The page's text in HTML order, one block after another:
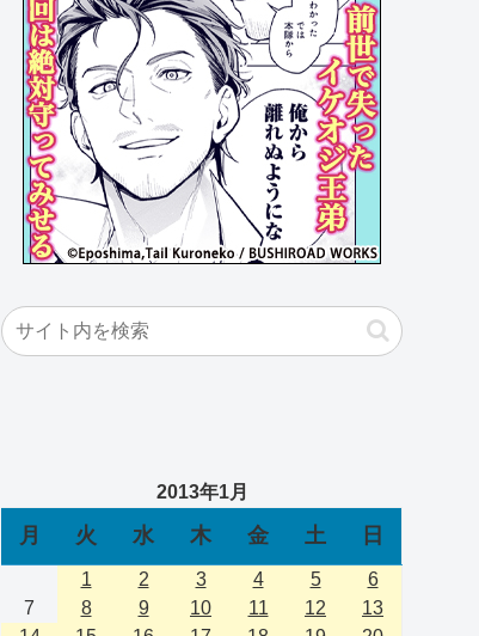
2013年1月
月 火 水 木 金 土 日
1 2 3 4 5
6
7
8 9 10 11 12
13